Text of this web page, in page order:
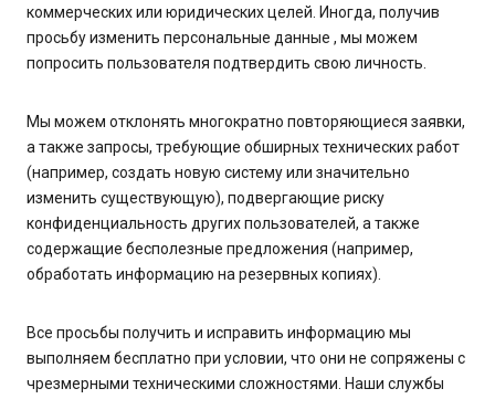
коммерческих или юридических целей. Иногда, получив
просьбу изменить персональные данные , мы можем
попросить пользователя подтвердить свою личность.
Мы можем отклонять многократно повторяющиеся заявки,
а также запросы, требующие обширных технических работ
(например, создать новую систему или значительно
изменить существующую), подвергающие риску
конфиденциальность других пользователей, а также
содержащие бесполезные предложения (например,
обработать информацию на резервных копиях).
Все просьбы получить и исправить информацию мы
выполняем бесплатно при условии, что они не сопряжены с
чрезмерными техническими сложностями. Наши службы